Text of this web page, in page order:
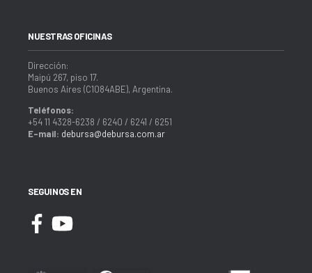
NUESTRAS OFICINAS
Dirección:
Maipú 267, piso 17.
Buenos Aires (C1084ABE), Argentina.
Teléfonos:
+54 11 4328-6238 / 6240 / 6241 / 6251
E-mail: debursa@debursa.com.ar
SEGUINOS EN